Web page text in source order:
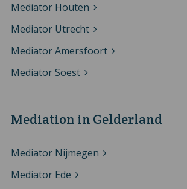
Mediation in Gelderland
Mediator Nijmegen
Mediator Ede
Mediator Houten
Mediator Utrecht
Mediator Amersfoort
Mediator Soest